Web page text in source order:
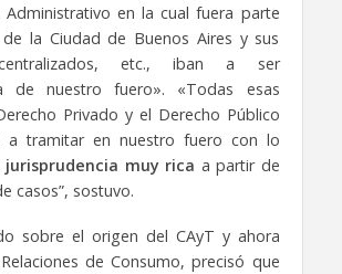
Administrativo en la cual fuera parte
la Ciudad de Buenos Aires y sus
etc., iban a ser
de nuestro fuero». «Todas esas
Privado y el Derecho Público
a tramitar en nuestro fuero con lo
jurisprudencia muy rica a partir de
casos”, sostuvo.
sobre el origen del CAyT y ahora
de Consumo, precisó que